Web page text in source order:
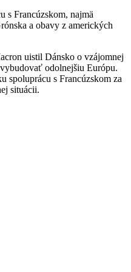
s Francúzskom, najmä
a obavy z amerických
uistil Dánsko o vzájomnej
odolnejšiu Európu.
spoluprácu s Francúzskom za
situácii.